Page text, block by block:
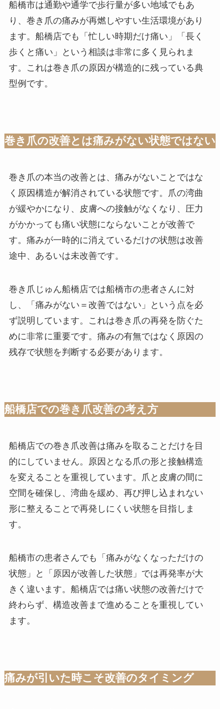
船橋市は通勤や通学で歩行量が多い地域でもあ
り、巻き爪の痛みが再燃しやすい生活環境があり
ます。船橋店でも「忙しい時期だけ痛い」「長く
歩くと痛い」という相談は非常に多く見られま
す。これは巻き爪の原因が構造的に残っている典
型例です。
巻き爪の改善とは痛みがない状態ではない
巻き爪の本当の改善とは、痛みがないことではな
く原因構造が解消されている状態です。爪の湾曲
が緩やかになり、皮膚への接触がなくなり、圧力
がかかっても痛い状態にならないことが改善で
す。痛みが一時的に消えているだけの状態は改善
途中、あるいは未改善です。
巻き爪じゅん船橋店では船橋市の患者さんに対
し、「痛みがない＝改善ではない」という点を必
ず説明しています。これは巻き爪の再発を防ぐた
めに非常に重要です。痛みの有無ではなく原因の
残存で状態を判断する必要があります。
船橋店での巻き爪改善の考え方
船橋店での巻き爪改善は痛みを取ることだけを目
的にしていません。原因となる爪の形と接触構造
を変えることを重視しています。爪と皮膚の間に
空間を確保し、湾曲を緩め、再び押し込まれない
形に整えることで再発しにくい状態を目指しま
す。
船橋市の患者さんでも「痛みがなくなっただけの
状態」と「原因が改善した状態」では再発率が大
きく違います。船橋店では痛い状態の改善だけで
終わらず、構造改善まで進めることを重視してい
ます。
痛みが引いた時こそ改善のタイミング